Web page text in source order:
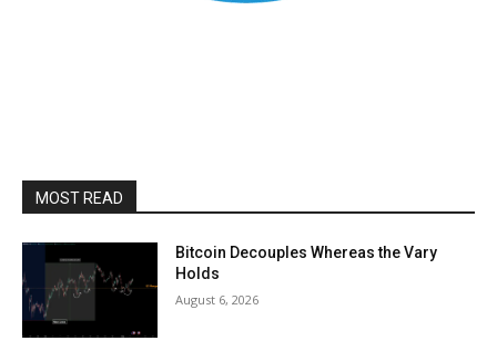
MOST READ
Bitcoin Decouples Whereas the Vary
Holds
August 6, 2026